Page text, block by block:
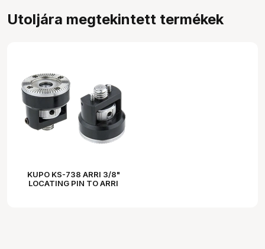
Utoljára megtekintett termékek
KUPO KS-738 ARRI 3/8"
LOCATING PIN TO ARRI